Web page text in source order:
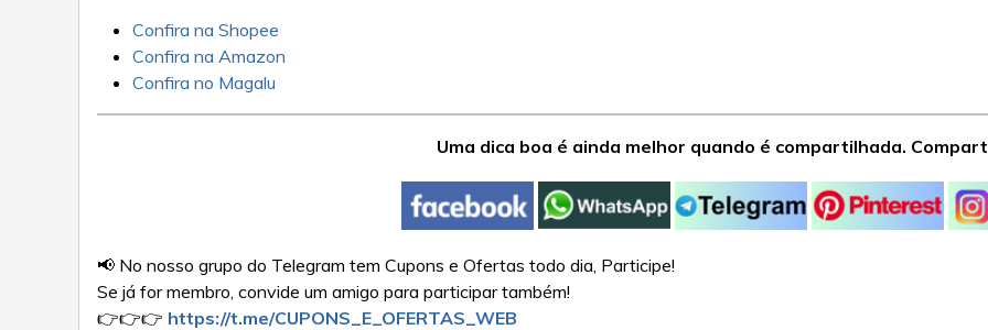
Confira na Shopee
Confira na Amazon
Confira no Magalu
Uma dica boa é ainda melhor quando é compartilhada.
📢 No nosso grupo do Telegram tem Cupons e Ofertas todo dia, Participe!
Se já for membro, convide um amigo para participar também!
👉👉👉 https://t.me/CUPONS_E_OFERTAS_WEB